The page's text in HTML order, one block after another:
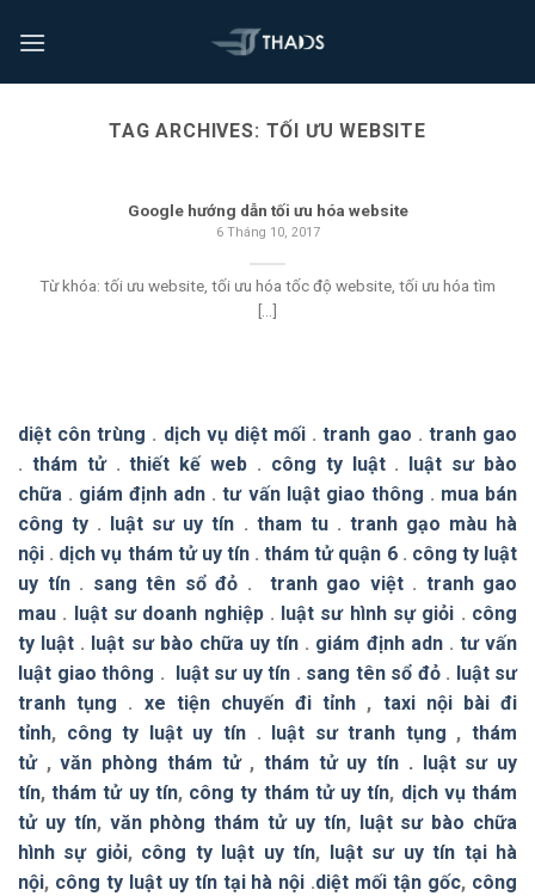
TAG ARCHIVES: TỐI ƯU WEBSITE
Google hướng dẫn tối ưu hóa website
6 Tháng 10, 2017
Từ khóa: tối ưu website, tối ưu hóa tốc độ website, tối ưu hóa tìm
[...]
diệt côn trùng . dịch vụ diệt mối .tranh gao . tranh gao
. thám tử.thiết kế web . công ty luật.
luật sư bào
chữa . giám định adn .tư vấn luật giao thông . mua bán
công ty . luật sư uy tín . tham tu. tranh gạo màu hà
nội . dịch vụ thám tử uy tín.thám tử quận 6. công ty luật
uy tín. sang tên sổ đỏ . tranh gao việt. tranh gao
mau . luật sư doanh nghiệp. luật sư hình sự giỏi . công
ty luật . luật sư bào chữa uy tín . giám định adn. tư vấn
luật giao thông . luật sư uy tín . sang tên sổ đỏ. luật sư
tranh tụng . xe tiện chuyến đi tỉnh , taxi nội bài đi
tỉnh, công ty luật uy tín. luật sư tranh tụng ,thám
tử,văn phòng thám tử,thám tử uy tín .
luật sư uy
tín,thám tử uy tín, công ty thám tử uy tín, dịch vụ thám
tử uy tín, văn phòng thám tử uy tín,
luật sư bào chữa
hình sự giỏi, công ty luật uy tín,
luật sư uy tín tại hà
nội, công ty luật uy tín tại hà nội .diệt mối tận gốc, công